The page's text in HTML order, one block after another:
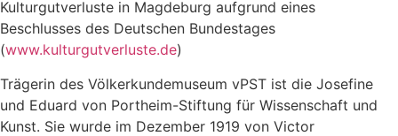
Kulturgutverluste in Magdeburg aufgrund eines
Beschlusses des Deutschen Bundestages
(www.kulturgutverluste.de)
Trägerin des Völkerkundemuseum vPST ist die Josefine
und Eduard von Portheim-Stiftung für Wissenschaft und
Kunst. Sie wurde im Dezember 1919 von Victor